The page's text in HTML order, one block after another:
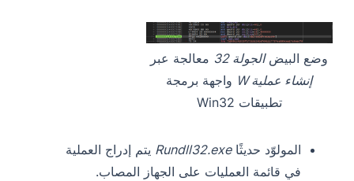
وضع البيضالجولة 32
معالجة عبر
إنشاء عملية W
واجهة برمجة
تطبيقات Win32
المولوّد حديثًاRundll32.exe يتم إدراج العملية
في قائمة العمليات على الجهاز المصاب.